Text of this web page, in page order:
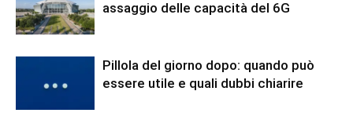
assaggio delle capacità del 6G
Pillola del giorno dopo: quando può
essere utile e quali dubbi chiarire